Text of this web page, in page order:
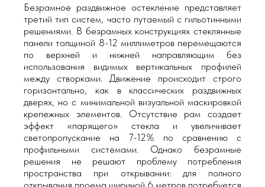
Безрамное раздвижное остекление представляет
третий тип систем, часто путаемый с гильотинными
решениями. В безрамных конструкциях стеклянные
панели толщиной 8-12 миллиметров перемещаются
по верхней и нижней направляющим без
использования видимых вертикальных профилей
между створками. Движение происходит строго
горизонтально, как в классических раздвижных
дверях, но с минимальной визуальной маскировкой
крепежных элементов. Отсутствие рам создает
эффект «парящего» стекла и увеличивает
светопропускание на 7-12% по сравнению с
профильными системами. Однако безрамные
решения не решают проблему потребления
пространства при открывании: для полного
открывания проема шириной 6 метров потребуется